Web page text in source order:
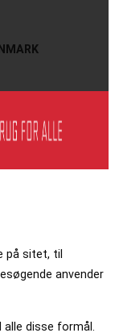
på sitet, til
anvender
disse formål.